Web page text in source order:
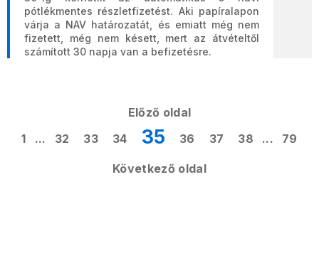
pótlékmentes részletfizetést. Aki papíralapon
várja a NAV határozatát, és emiatt még nem
fizetett, még nem késett, mert az átvételtől
számított 30 napja van a befizetésre.
Előző oldal
1
... 32 33 34 35 36 37 38 ... 79
Következő oldal